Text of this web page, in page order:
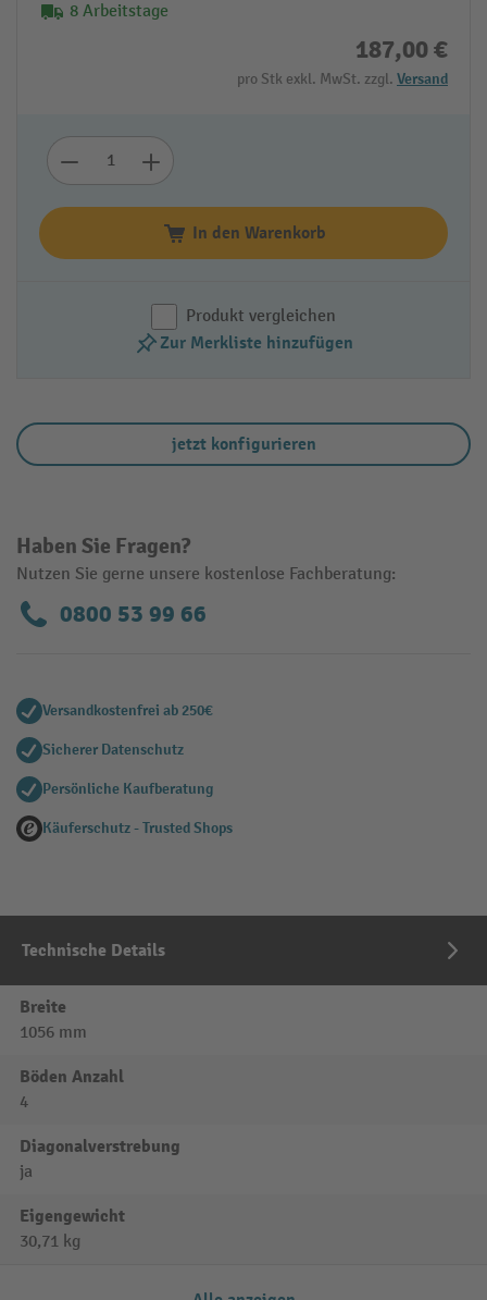
8 Arbeitstage
187,00 €
pro Stk exkl. MwSt. zzgl. Versand
In den Warenkorb
Produkt vergleichen
Zur Merkliste hinzufügen
jetzt konfigurieren
Haben Sie Fragen?
Nutzen Sie gerne unsere kostenlose Fachberatung:
0800 53 99 66
Versandkostenfrei ab 250€
Sicherer Datenschutz
Persönliche Kaufberatung
Käuferschutz - Trusted Shops
Technische Details
Breite
1056 mm
Böden Anzahl
4
Diagonalverstrebung
ja
Eigengewicht
30,71 kg